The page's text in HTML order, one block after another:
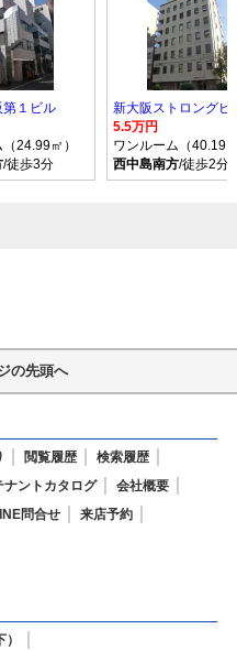
第１ビル
24.99㎡）
/徒歩3分
新大阪ストロングビ
5.5万円
ワンルーム（40.19
西中島南方/徒歩2分
の先頭へ
閲覧履歴
検索履歴
ナントカタログ
会社概要
問合せ
来店予約